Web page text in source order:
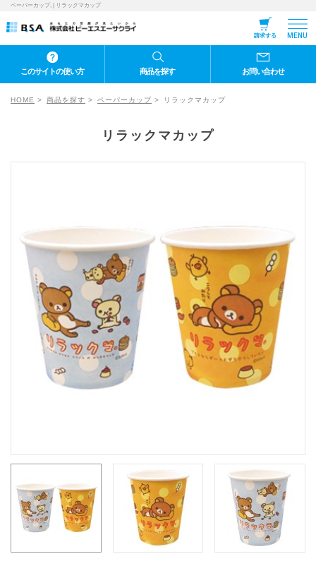
ペーパーカップ, | リラックマカップ
請求する MENU
このサイトの使い方 商品を探す お問い合わせ
HOME 商品を探す ペーパーカップ リラックマカップ
リラックマカップ